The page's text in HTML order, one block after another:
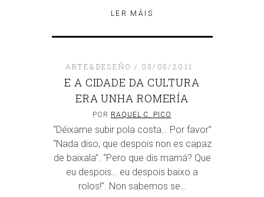
LER MÁIS
ARTE&DESEÑO 05/05/2011
E A CIDADE DA CULTURA
ERA UNHA ROMERÍA
POR RAQUEL C. PICO
“Déixame subir pola costa… Por favor”
“Nada diso, que despois non es capaz
de baixala”. “Pero que dis mamá? Que
eu despois… eu despois baixo a
rolos!”. Non sabemos se…